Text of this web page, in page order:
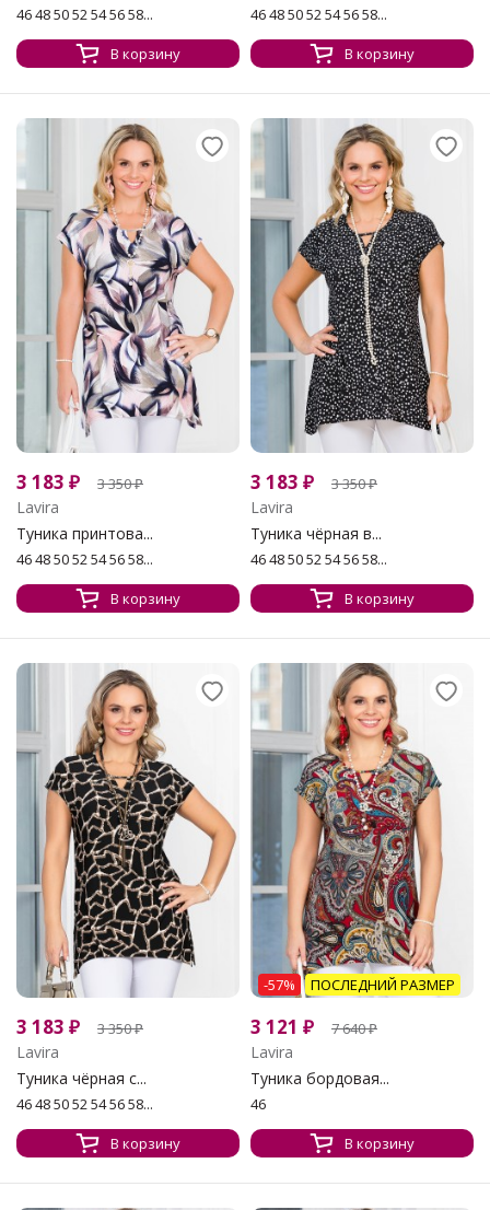
46 48 50 52 54 56 58...
В корзину
46 48 50 52 54 56 58...
В корзину
3 183 ₽ 3 350₽
Lavira
Туника принтова...
46 48 50 52 54 56 58...
В корзину
3 183 ₽ 3 350₽
Lavira
Туника чёрная в...
46 48 50 52 54 56 58...
В корзину
3 183 ₽ 3 350₽
Lavira
Туника чёрная с...
46 48 50 52 54 56 58...
В корзину
-57% ПОСЛЕДНИЙ РАЗМЕР
3 121 ₽ 7 640₽
Lavira
Туника бордовая...
46
В корзину